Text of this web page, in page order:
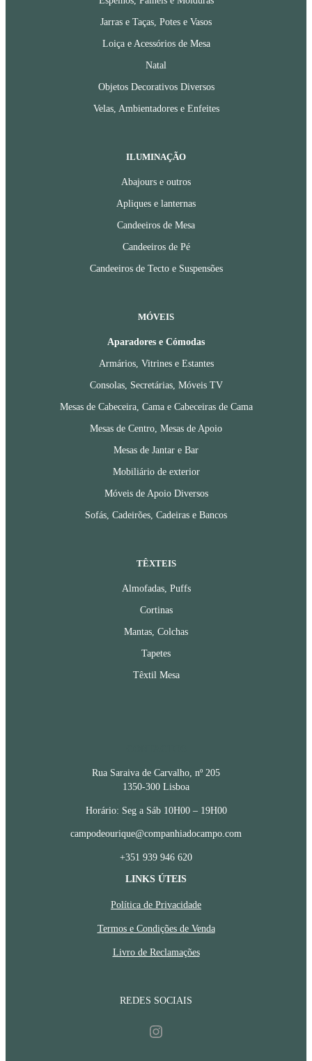
Jarras e Taças, Potes e Vasos
Loiça e Acessórios de Mesa
Natal
Objetos Decorativos Diversos
Velas, Ambientadores e Enfeites
ILUMINAÇÃO
Abajours e outros
Apliques e lanternas
Candeeiros de Mesa
Candeeiros de Pé
Candeeiros de Tecto e Suspensões
MÓVEIS
Aparadores e Cómodas
Armários, Vitrines e Estantes
Consolas, Secretárias, Móveis TV
Mesas de Cabeceira, Cama e Cabeceiras de Cama
Mesas de Centro, Mesas de Apoio
Mesas de Jantar e Bar
Mobiliário de exterior
Móveis de Apoio Diversos
Sofás, Cadeirões, Cadeiras e Bancos
TÊXTEIS
Almofadas, Puffs
Cortinas
Mantas, Colchas
Tapetes
Têxtil Mesa
LINKS ÚTEIS
Política de Privacidade
Termos e Condições de Venda
Livro de Reclamações
REDES SOCIAIS
Instagram
Rua Saraiva de Carvalho, nº 205
1350-300 Lisboa
Horário: Seg a Sáb 10H00 – 19H00
campodeourique@companhiadocampo.com
+351 939 946 620